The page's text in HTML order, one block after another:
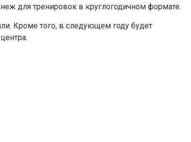
для тренировок в круглогодичном формате.
Кроме того, в следующем году будет